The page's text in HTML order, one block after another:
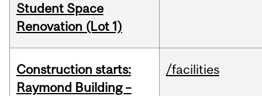
Student Space
Renovation (Lot 1)
Construction starts:
Raymond Building –
/facilities